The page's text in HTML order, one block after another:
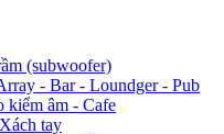
(subwoofer)
- Bar - Loundger - Pub
kiểm âm - Cafe
tay